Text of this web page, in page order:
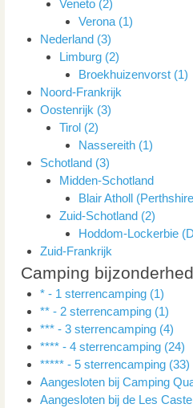
Veneto (2)
Verona (1)
Nederland (3)
Limburg (2)
Broekhuizenvorst (1)
Noord-Frankrijk
Oostenrijk (3)
Tirol (2)
Nassereith (1)
Schotland (3)
Midden-Schotland
Blair Atholl
Zuid-Schotland (2)
Hoddom-Lockerbie
Zuid-Frankrijk
Camping
* - 1 sterrencamping (1)
** - 2 sterrencamping (1)
*** - 3 sterrencamping (4)
**** - 4 sterrencamping (24)
***** - 5 sterrencamping (33)
Aangesloten bij Camping
Aangesloten bij de Les